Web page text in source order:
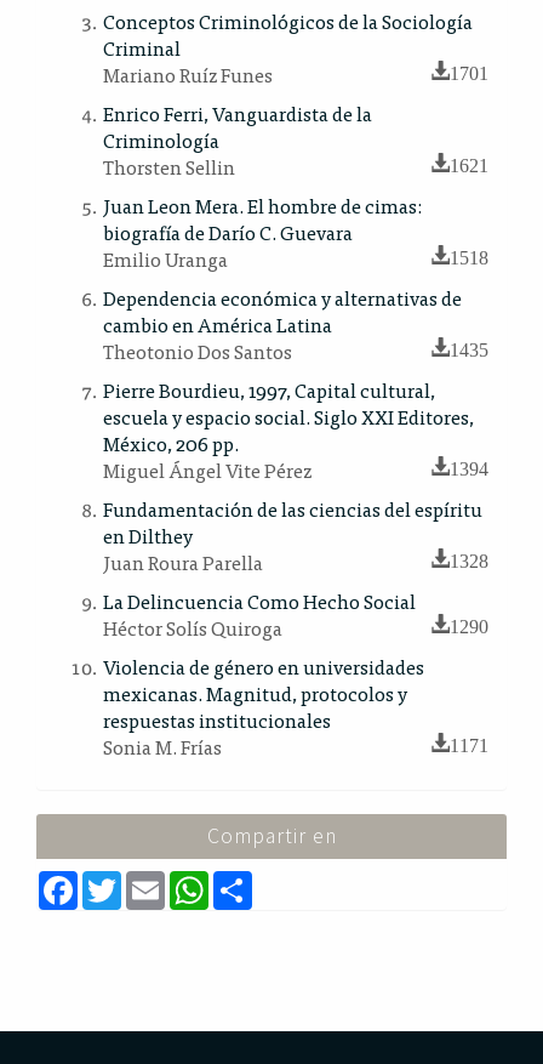
Conceptos Criminológicos de la Sociología
Criminal
Mariano Ruíz Funes
1701
Enrico Ferri, Vanguardista de la
Criminología
Thorsten Sellin
1621
Juan Leon Mera. El hombre de cimas:
biografía de Darío C. Guevara
Emilio Uranga
1518
Dependencia económica y alternativas de
cambio en América Latina
Theotonio Dos Santos
1435
Pierre Bourdieu, 1997, Capital cultural,
escuela y espacio social. Siglo XXI Editores,
México, 206 pp.
Miguel Ángel Vite Pérez
1394
Fundamentación de las ciencias del espíritu
en Dilthey
Juan Roura Parella
1328
La Delincuencia Como Hecho Social
Héctor Solís Quiroga
1290
Violencia de género en universidades
mexicanas. Magnitud, protocolos y
respuestas institucionales
Sonia M. Frías
1171
Compartir en
F
a
c
T
w
E
m
a
W
h
a